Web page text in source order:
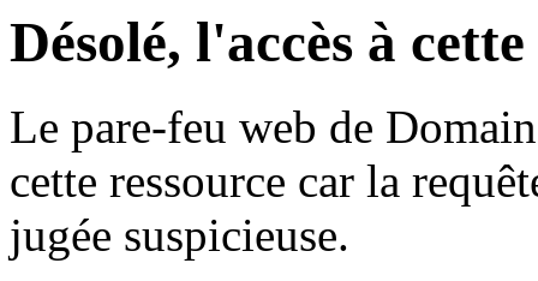
Désolé, l'accès à
Le pare-feu web de
cette ressource car la
jugée suspicieuse.